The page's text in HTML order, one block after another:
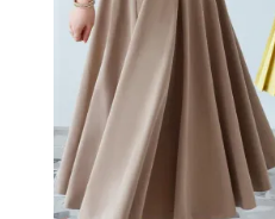
●パール＆ビジュー
付きリボンサテン
●グリッターチャン
キーローヒールパ